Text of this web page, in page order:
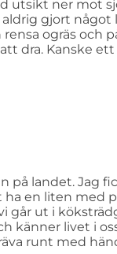
utsikt ner mot
gjort något
ogräs och
dra. Kanske
på landet. Jag
en liten med
går ut i
känner livet i
runt med